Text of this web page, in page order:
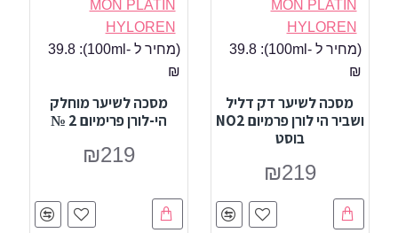
MON PLATIN
HYLOREN
(מחיר ל -100ml):
39.8
₪
מסכה לשיער דק דליל
ושביר הי לורן פרמיום NO2
בוסט
₪219
MON PLATIN
HYLOREN
(מחיר ל -100ml):
39.8
₪
מסכה לשיער מוחלק
הי-לורן פרימיום 2 №
₪219